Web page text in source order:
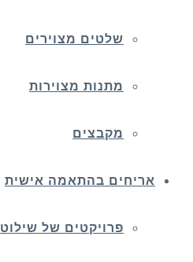
שלטים מצוירים
מתנות מצוירות
מקבצים
אריחים בהתאמה אישית
פרויקטים של שילוט